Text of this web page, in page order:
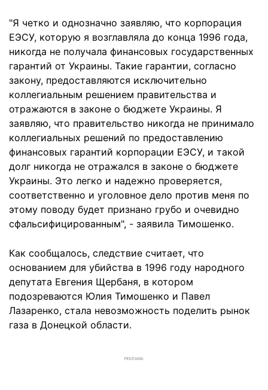
"Я четко и однозначно заявляю, что корпорация
ЕЭСУ, которую я возглавляла до конца 1996 года,
никогда не получала финансовых государственных
гарантий от Украины. Такие гарантии, согласно
закону, предоставляются исключительно
коллегиальным решением правительства и
отражаются в законе о бюджете Украины. Я
заявляю, что правительство никогда не принимало
коллегиальных решений по предоставлению
финансовых гарантий корпорации ЕЭСУ, и такой
долг никогда не отражался в законе о бюджете
Украины. Это легко и надежно проверяется,
соответственно и уголовное дело против меня по
этому поводу будет признано грубо и очевидно
сфальсифицированным", - заявила Тимошенко.
Как сообщалось, следствие считает, что
основанием для убийства в 1996 году народного
депутата Евгения Щербаня, в котором
подозреваются Юлия Тимошенко и Павел
Лазаренко, стала невозможность поделить рынок
газа в Донецкой области.
РЕКЛАМА